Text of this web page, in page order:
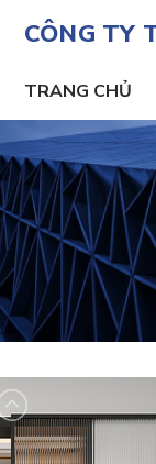
CÔNG TY
TRANG CHỦ